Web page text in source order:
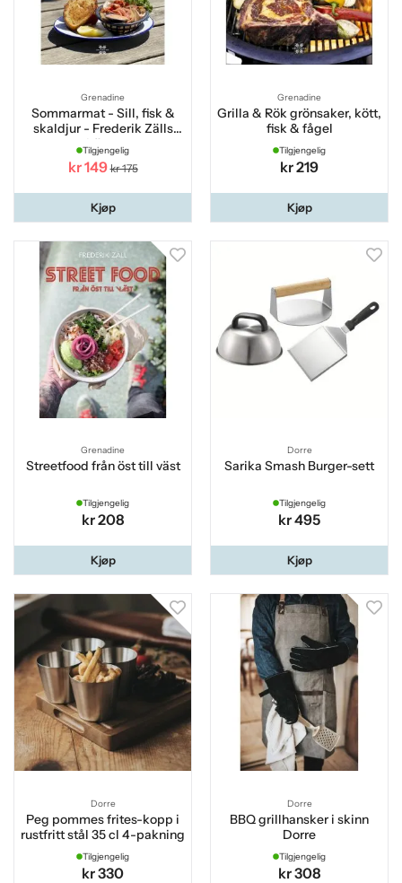
Grenadine
Sommarmat - Sill, fisk &
skaldjur - Frederik Zälls
bästa
Tilgjengelig
kr 149 kr 175
Kjøp
Grenadine
Grilla & Rök grönsaker, kött,
fisk & fågel
Tilgjengelig
kr 219
Kjøp
Grenadine
Streetfood från öst till väst
Tilgjengelig
kr 208
Kjøp
Dorre
Sarika Smash Burger-sett
Tilgjengelig
kr 495
Kjøp
Dorre
Peg pommes frites-kopp i
rustfritt stål 35 cl 4-pakning
Tilgjengelig
kr 330
Dorre
BBQ grillhansker i skinn
Dorre
Tilgjengelig
kr 308